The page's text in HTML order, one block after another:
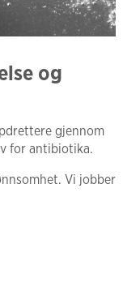
og
gjennom
for antibiotika.
Vi jobber